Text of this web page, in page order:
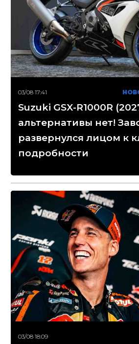
03/08 17:41
Suzuki GSX-R1000R
альтернативы нет!
развернулся лицом к
подробности
03/08 18:09